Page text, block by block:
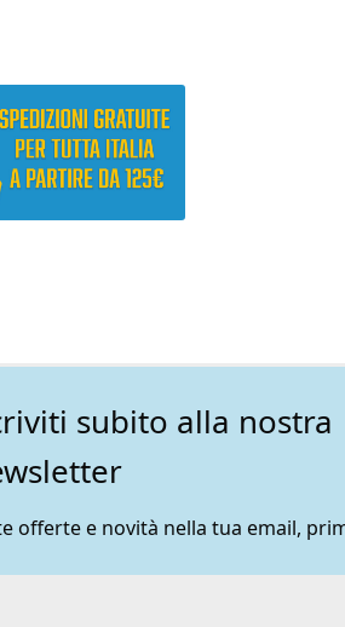
subito alla nostra
offerte e novità nella tua email,